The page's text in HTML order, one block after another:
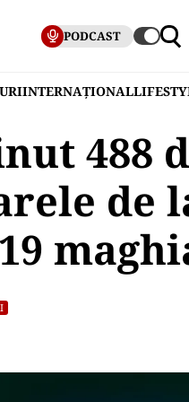
PODCAST
INTERNAȚIONAL
488
de